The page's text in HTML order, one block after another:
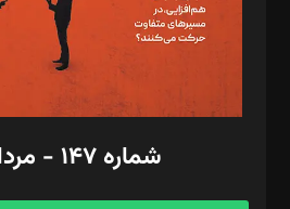
فیلمبرداری و عکاسی: امیر شفیعی، مانی
گرافیک و صفحه‌آرایی: سید‌سبحان‌علی ثابت
مد‌یر توسعه تجاری: کامبیز برید‌
امور مالی: شاپور رهبری، محمد‌ کاظمی‌نیا
آگهی و مشترکین: ۰۹۱۹۹۹۹۰۴۵۴
شماره ۱۴۷ - مرداد ۱۴۰۵